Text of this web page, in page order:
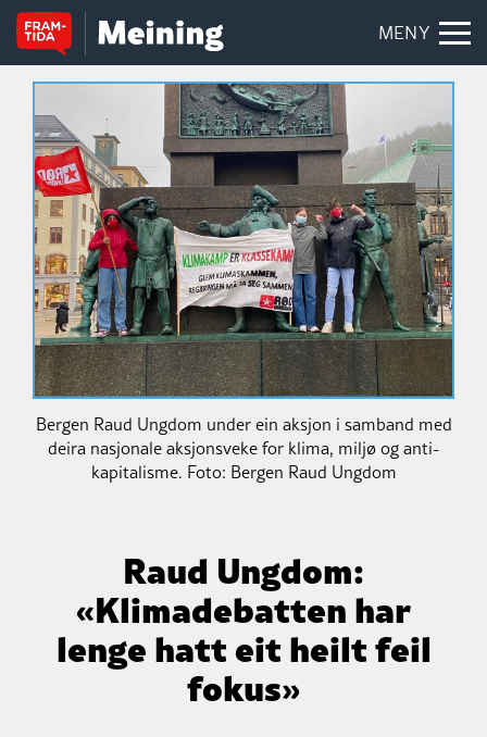
MENY
Bergen Raud Ungdom under ein aksjon i samband med
deira nasjonale aksjonsveke for klima, miljø og anti-
kapitalisme. Foto: Bergen Raud Ungdom
Raud Ungdom:
«Klimadebatten har
lenge hatt eit heilt feil
fokus»